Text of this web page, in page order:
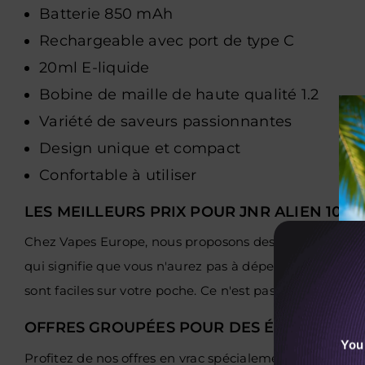
Batterie 850 mAh
Rechargeable avec port de type C
20ml E-liquide
Bobine de maille de haute qualité 1.2
Variété de saveurs passionnantes
Design unique et compact
Confortable à utiliser
LES MEILLEURS PRIX POUR JNR ALIEN
Chez Vapes Europe, nous proposons des vapes
qui signifie que vous n'aurez pas à dépenser
sont faciles sur votre poche. Ce n'est pas tout; avec
OFFRES GROUPÉES POUR DES ÉCONOMIES
Profitez de nos offres en vrac spécialement conçues